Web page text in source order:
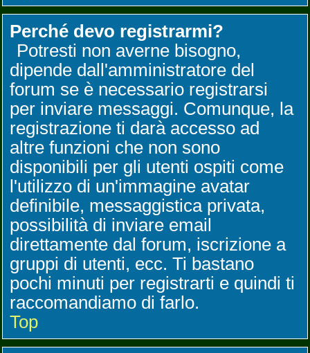
Perché devo registrarmi?
Potresti non averne bisogno,
dipende dall'amministratore del
forum se è necessario registrarsi
per inviare messaggi. Comunque, la
registrazione ti darà accesso ad
altre funzioni che non sono
disponibili per gli utenti ospiti come
l'utilizzo di un'immagine avatar
definibile, messaggistica privata,
possibilità di inviare email
direttamente dal forum, iscrizione a
gruppi di utenti, ecc. Ti bastano
pochi minuti per registrarti e quindi ti
raccomandiamo di farlo.
Top